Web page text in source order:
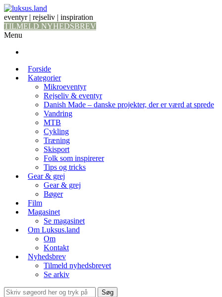
eventyr | rejseliv | inspiration
TILMELD NYHEDSBREV
Menu
Forside
Kategorier
Mikroeventyr
Rejseliv & eventyr
Danish Made – danske projekter, der er værd at sprede
Vandring
MTB
Cykling
Træning
Skisport
Folk som inspirerer
Tips og tricks
Gear & grej
Gear & grej
Bøger
Film
Magasinet
Se magasinet
Om Luksus.land
Om
Kontakt
Nyhedsbrev
Tilmeld nyhedsbrevet
Se arkiv